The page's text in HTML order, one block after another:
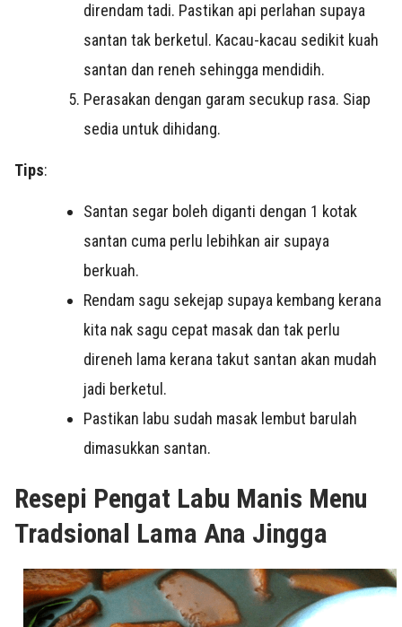
direndam tadi. Pastikan api perlahan supaya
santan tak berketul. Kacau-kacau sedikit kuah
santan dan reneh sehingga mendidih.
Perasakan dengan garam secukup rasa. Siap
sedia untuk dihidang.
Tips:
Santan segar boleh diganti dengan 1 kotak
santan cuma perlu lebihkan air supaya
berkuah.
Rendam sagu sekejap supaya kembang kerana
kita nak sagu cepat masak dan tak perlu
direneh lama kerana takut santan akan mudah
jadi berketul.
Pastikan labu sudah masak lembut barulah
dimasukkan santan.
Resepi Pengat Labu Manis Menu
Tradsional Lama Ana Jingga